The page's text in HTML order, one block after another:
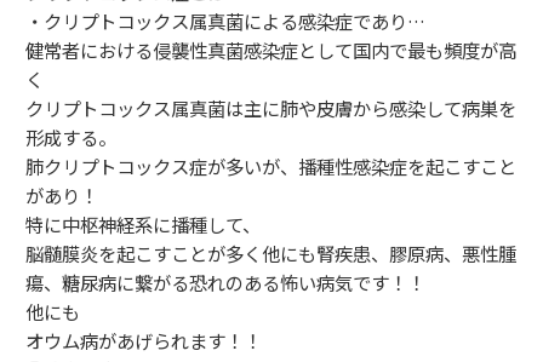
・クリプトコックス属真菌による感染症であり…
健常者における侵襲性真菌感染症として国内で最も頻度が高
く
クリプトコックス属真菌は主に肺や皮膚から感染して病巣を
形成する。
肺クリプトコックス症が多いが、播種性感染症を起こすこと
があり！
特に中枢神経系に播種して、
脳髄膜炎を起こすことが多く他にも腎疾患、膠原病、悪性腫
瘍、糖尿病に繋がる恐れのある怖い病気です！！
他にも
オウム病があげられます！！